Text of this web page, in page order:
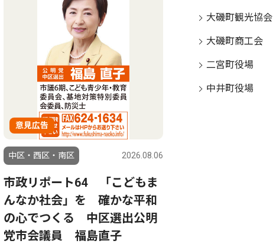
意見広告
中区・西区・南区 2026.08.06
市政リポート64 「こどもま
んなか社会」を 確かな平和
の心でつくる 中区選出公明
党市会議員 福島直子
大磯町観光協会
大磯町商工会
二宮町役場
中井町役場